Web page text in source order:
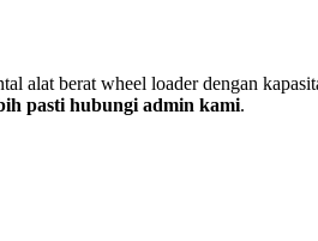
berat wheel loader dengan
pasti hubungi admin kami.